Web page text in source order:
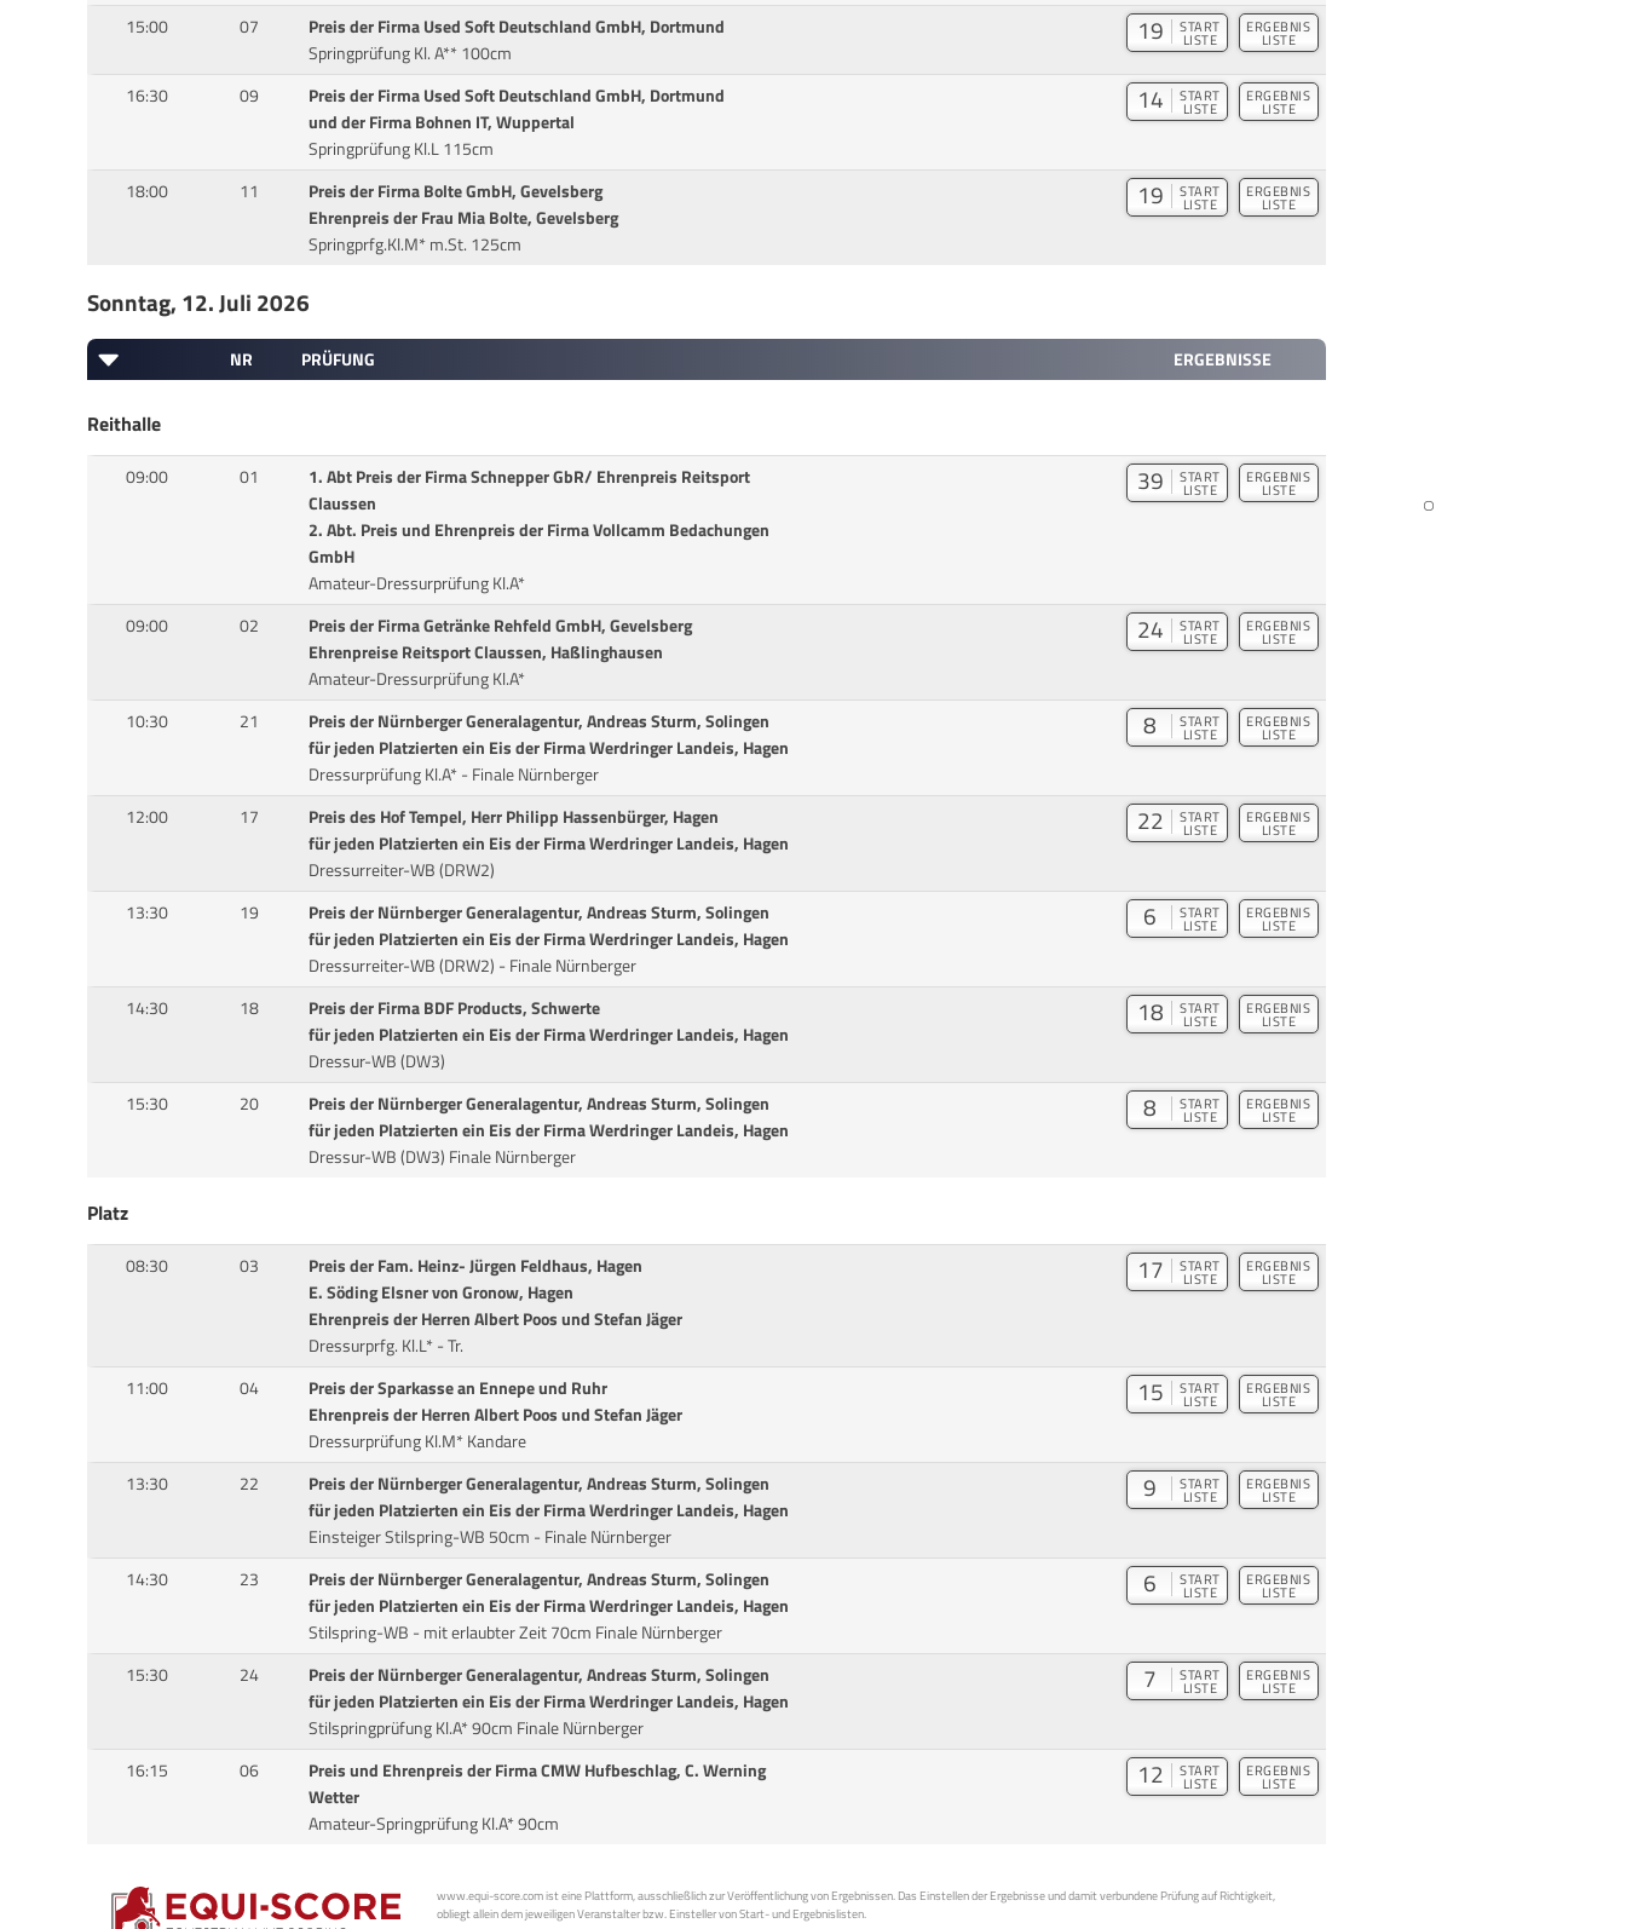
15:00 07
Preis der Firma Used Soft Deutschland GmbH, Dortmund
Springprüfung Kl. A** 100cm
19 START
LISTE
ERGEBNIS
LISTE
16:30 09
Preis der Firma Used Soft Deutschland GmbH, Dortmund
und der Firma Bohnen IT, Wuppertal
Springprüfung Kl.L 115cm
14 START
LISTE
ERGEBNIS
LISTE
18:00 11
Preis der Firma Bolte GmbH, Gevelsberg
Ehrenpreis der Frau Mia Bolte, Gevelsberg
Springprfg.Kl.M* m.St. 125cm
19 START
LISTE
ERGEBNIS
LISTE
Sonntag, 12. Juli 2026
NR PRÜFUNG ERGEBNISSE
Reithalle
09:00 01
1. Abt Preis der Firma Schnepper GbR/ Ehrenpreis Reitsport
Claussen
2. Abt. Preis und Ehrenpreis der Firma Vollcamm Bedachungen
GmbH
Amateur-Dressurprüfung Kl.A*
39 START
LISTE
ERGEBNIS
LISTE
09:00 02
Preis der Firma Getränke Rehfeld GmbH, Gevelsberg
Ehrenpreise Reitsport Claussen, Haßlinghausen
Amateur-Dressurprüfung Kl.A*
24 START
LISTE
ERGEBNIS
LISTE
10:30 21
Preis der Nürnberger Generalagentur, Andreas Sturm, Solingen
für jeden Platzierten ein Eis der Firma Werdringer Landeis, Hagen
Dressurprüfung Kl.A* - Finale Nürnberger
8 START
LISTE
ERGEBNIS
LISTE
12:00 17
Preis des Hof Tempel, Herr Philipp Hassenbürger, Hagen
für jeden Platzierten ein Eis der Firma Werdringer Landeis, Hagen
Dressurreiter-WB (DRW2)
22 START
LISTE
ERGEBNIS
LISTE
13:30 19
Preis der Nürnberger Generalagentur, Andreas Sturm, Solingen
für jeden Platzierten ein Eis der Firma Werdringer Landeis, Hagen
Dressurreiter-WB (DRW2) - Finale Nürnberger
6 START
LISTE
ERGEBNIS
LISTE
14:30 18
Preis der Firma BDF Products, Schwerte
für jeden Platzierten ein Eis der Firma Werdringer Landeis, Hagen
Dressur-WB (DW3)
18 START
LISTE
ERGEBNIS
LISTE
15:30 20
Preis der Nürnberger Generalagentur, Andreas Sturm, Solingen
für jeden Platzierten ein Eis der Firma Werdringer Landeis, Hagen
Dressur-WB (DW3) Finale Nürnberger
8 START
LISTE
ERGEBNIS
LISTE
Platz
08:30 03
Preis der Fam. Heinz- Jürgen Feldhaus, Hagen
E. Söding Elsner von Gronow, Hagen
Ehrenpreis der Herren Albert Poos und Stefan Jäger
Dressurprfg. Kl.L* - Tr.
17 START
LISTE
ERGEBNIS
LISTE
11:00 04
Preis der Sparkasse an Ennepe und Ruhr
Ehrenpreis der Herren Albert Poos und Stefan Jäger
Dressurprüfung Kl.M* Kandare
15 START
LISTE
ERGEBNIS
LISTE
13:30 22
Preis der Nürnberger Generalagentur, Andreas Sturm, Solingen
für jeden Platzierten ein Eis der Firma Werdringer Landeis, Hagen
Einsteiger Stilspring-WB 50cm - Finale Nürnberger
9 START
LISTE
ERGEBNIS
LISTE
14:30 23
Preis der Nürnberger Generalagentur, Andreas Sturm, Solingen
für jeden Platzierten ein Eis der Firma Werdringer Landeis, Hagen
Stilspring-WB - mit erlaubter Zeit 70cm Finale Nürnberger
6 START
LISTE
ERGEBNIS
LISTE
15:30 24
Preis der Nürnberger Generalagentur, Andreas Sturm, Solingen
für jeden Platzierten ein Eis der Firma Werdringer Landeis, Hagen
Stilspringprüfung Kl.A* 90cm Finale Nürnberger
7 START
LISTE
ERGEBNIS
LISTE
16:15 06
Preis und Ehrenpreis der Firma CMW Hufbeschlag, C. Werning
Wetter
Amateur-Springprüfung Kl.A* 90cm
12 START
LISTE
ERGEBNIS
LISTE
www.equi-score.com ist eine Plattform, ausschließlich zur Veröffentlichung von Ergebnissen. Das Einstellen der Ergebnisse und damit verbundene Prüfung auf Richtigkeit,
obliegt allein dem jeweiligen Veranstalter bzw. Einsteller von Start- und Ergebnislisten.